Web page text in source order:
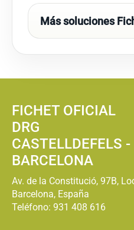
Más soluciones
FICHET OFICIAL
DRG
CASTELLDEFELS -
BARCELONA
Av. de la Constitució, 97B,
Barcelona, España
Teléfono: 931 408 616